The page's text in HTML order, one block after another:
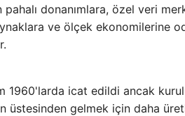
pahalı donanımlara, özel veri
ve ölçek ekonomilerine
1960'larda icat edildi ancak
üstesinden gelmek için daha